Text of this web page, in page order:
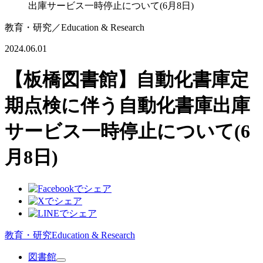
出庫サービス一時停止について(6月8日)
教育・研究 ／Education & Research
2024.06.01
【板橋図書館】自動化書庫定
期点検に伴う自動化書庫出庫
サービス一時停止について(6
月8日)
教育・研究Education & Research
図書館